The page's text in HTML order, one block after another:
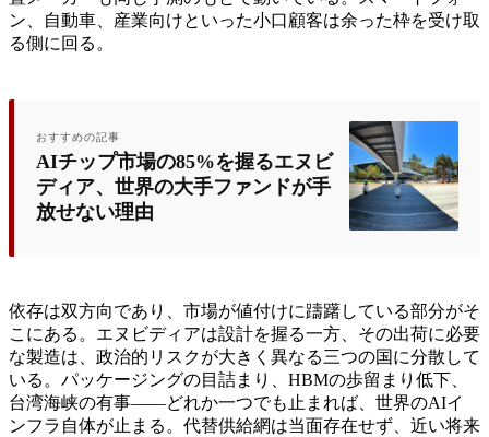
ン、自動車、産業向けといった小口顧客は余った枠を受け取
る側に回る。
おすすめの記事
AIチップ市場の85%を握るエヌビ
ディア、世界の大手ファンドが手
放せない理由
依存は双方向であり、市場が値付けに躊躇している部分がそ
こにある。エヌビディアは設計を握る一方、その出荷に必要
な製造は、政治的リスクが大きく異なる三つの国に分散して
いる。パッケージングの目詰まり、HBMの歩留まり低下、
台湾海峡の有事——どれか一つでも止まれば、世界のAIイ
ンフラ自体が止まる。代替供給網は当面存在せず、近い将来